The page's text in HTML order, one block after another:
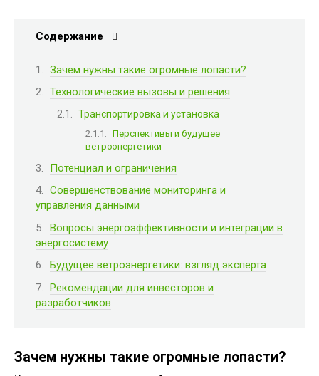
Содержание
Зачем нужны такие огромные лопасти?
Технологические вызовы и решения
Транспортировка и установка
Перспективы и будущее
ветроэнергетики
Потенциал и ограничения
Совершенствование мониторинга и
управления данными
Вопросы энергоэффективности и интеграции в
энергосистему
Будущее ветроэнергетики: взгляд эксперта
Рекомендации для инвесторов и
разработчиков
Зачем нужны такие огромные лопасти?